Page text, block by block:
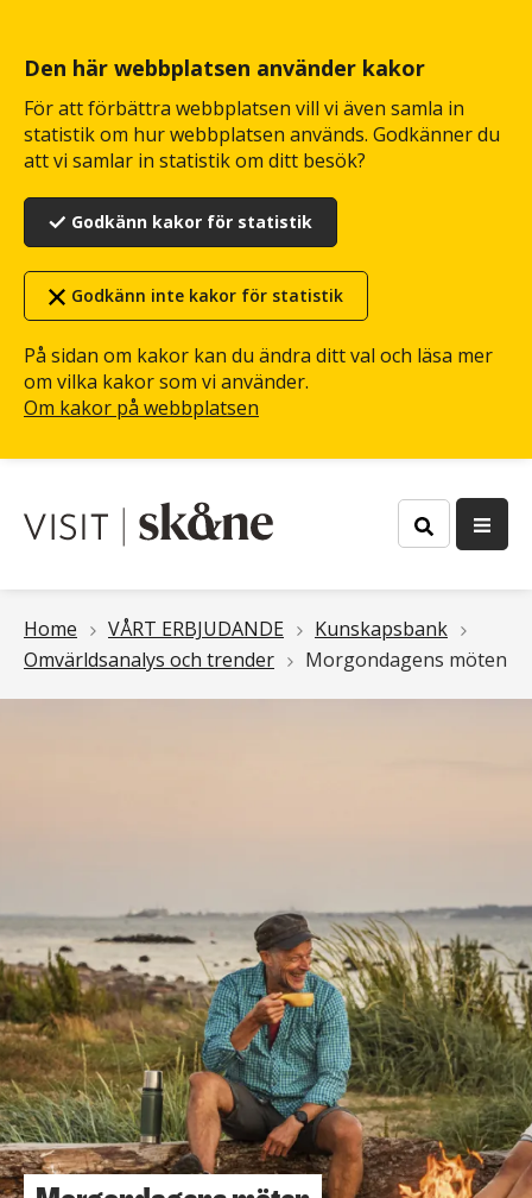
Den här webbplatsen använder kakor
För att förbättra webbplatsen vill vi även samla in
statistik om hur webbplatsen används. Godkänner du
att vi samlar in statistik om ditt besök?
Godkänn kakor för statistik
Godkänn inte kakor för statistik
På sidan om kakor kan du ändra ditt val och läsa mer
om vilka kakor som vi använder.
Om kakor på webbplatsen
huvudinnehåll
Länkstig
Home VÅRT ERBJUDANDE
Kunskapsbank
Omvärldsanalys och trender
Morgondagens möten